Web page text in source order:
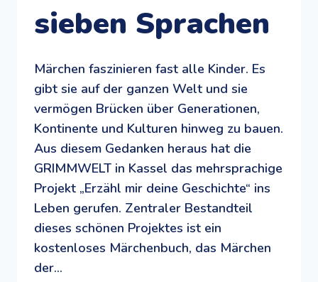
sieben Sprachen
Märchen faszinieren fast alle Kinder. Es
gibt sie auf der ganzen Welt und sie
vermögen Brücken über Generationen,
Kontinente und Kulturen hinweg zu bauen.
Aus diesem Gedanken heraus hat die
GRIMMWELT in Kassel das mehrsprachige
Projekt „Erzähl mir deine Geschichte“ ins
Leben gerufen. Zentraler Bestandteil
dieses schönen Projektes ist ein
kostenloses Märchenbuch, das Märchen
der…